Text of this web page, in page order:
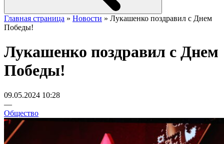
Главная страница » Новости » Лукашенко поздравил с Днем
Победы!
Лукашенко поздравил с Днем
Победы!
09.05.2024 10:28
—
Общество